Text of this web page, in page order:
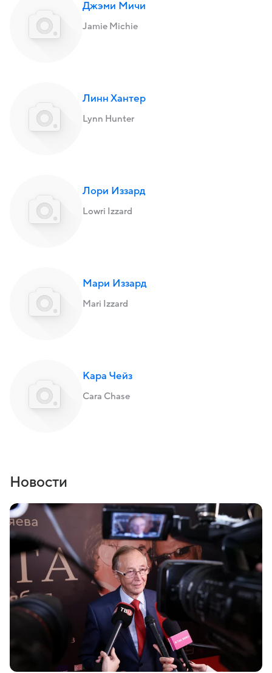
Джэми Мичи
Jamie Michie
Линн Хантер
Lynn Hunter
Лори Иззард
Lowri Izzard
Мари Иззард
Mari Izzard
Кара Чейз
Cara Chase
Новости